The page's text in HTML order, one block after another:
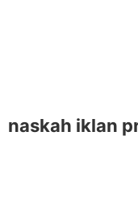
naskah iklan